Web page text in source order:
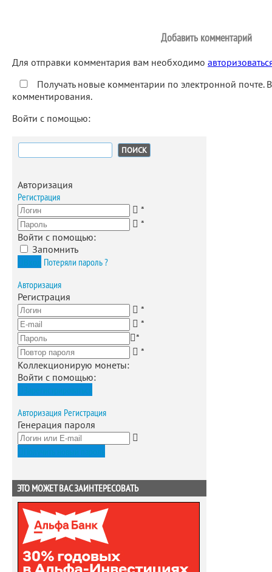
Добавить комментарий
Для отправки комментария вам необходимо
Получать новые комментарии по электронной почте.
комментирования.
Войти с помощью:
Найти:
Авторизация
Регистрация
*
*
Войти с помощью:
Запомнить
Потеряли пароль ?
Авторизация
Регистрация
*
*
*
*
Коллекционирую монеты:
Войти с помощью:
Авторизация Регистрация
Генерация пароля
ЭТО МОЖЕТ ВАС ЗАИНТЕРЕСОВАТЬ